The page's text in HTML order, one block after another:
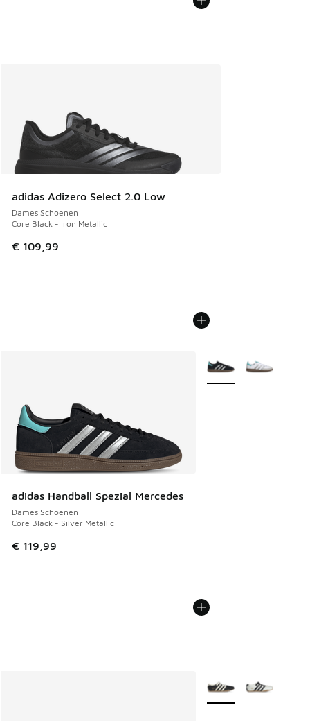
adidas Adizero Select 2.0 Low
Dames Schoenen
Core Black - Iron Metallic
€ 109,99
adidas Handball Spezial Mercedes
Dames Schoenen
Core Black - Silver Metallic
€ 119,99
Meer kleuren
Meer kleuren